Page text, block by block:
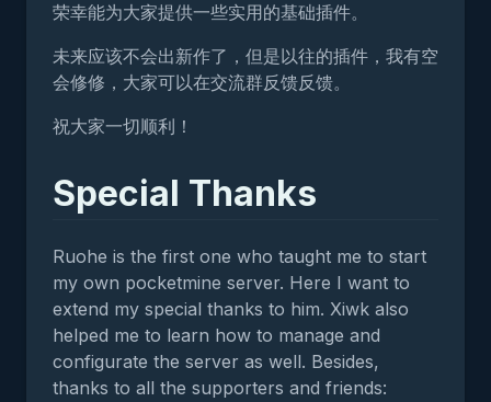
荣幸能为大家提供一些实用的基础插件。
未来应该不会出新作了，但是以往的插件，我有空
会修修，大家可以在交流群反馈反馈。
祝大家一切顺利！
Special Thanks
Ruohe is the first one who taught me to start
my own pocketmine server. Here I want to
extend my special thanks to him. Xiwk also
helped me to learn how to manage and
configurate the server as well. Besides,
thanks to all the supporters and friends: